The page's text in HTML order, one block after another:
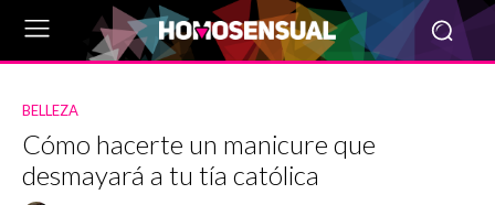
BELLEZA
Cómo hacerte un manicure que
desmayará a tu tía católica